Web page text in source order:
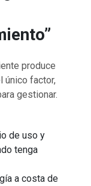
produce
único factor,
gestionar.
de uso y
tenga
a costa de